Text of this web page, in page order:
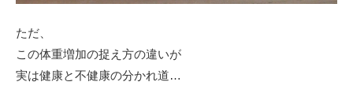
ただ、
この体重増加の捉え方の違いが
実は健康と不健康の分かれ道…